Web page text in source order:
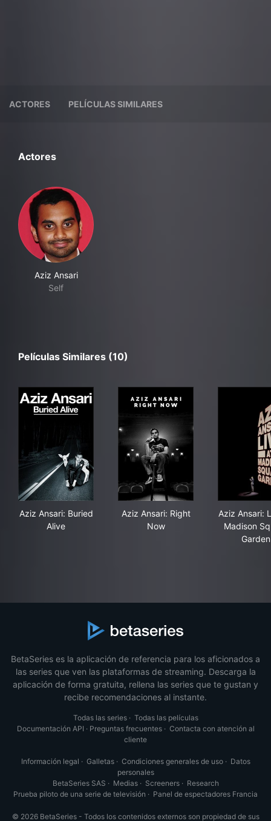
ACTORES PELÍCULAS SIMILARES
Actores
Aziz Ansari
Self
Películas Similares (10)
Aziz Ansari: Buried
Alive
Aziz Ansari: Right
Now
Aziz Ansari:
Madison
Garden
BetaSeries es la aplicación de referencia para los aficionados a
las series que ven las plataformas de streaming. Descarga la
aplicación de forma gratuita, rellena las series que te gustan y
recibe recomendaciones al instante.
Todas las series· Todas las películas
Documentación API · Preguntas frecuentes· Contacta con atención al
cliente
Información legal · Galletas· Condiciones generales de uso· Datos
personales
BetaSeries SAS · Medias· Screeners· Research
Prueba piloto de una serie de televisión · Panel de espectadores Francia
© 2026 BetaSeries - Todos los contenidos externos son propiedad de sus